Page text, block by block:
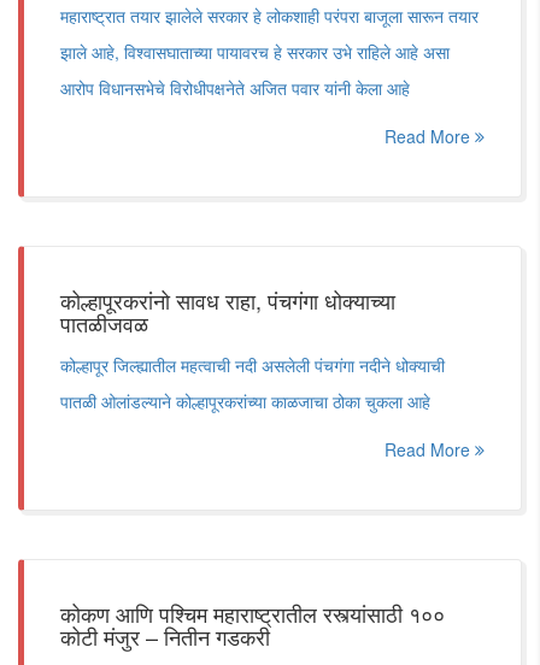
महाराष्ट्रात तयार झालेले सरकार हे लोकशाही परंपरा बाजूला सारून तयार
झाले आहे, विश्वासघाताच्या पायावरच हे सरकार उभे राहिले आहे असा
आरोप विधानसभेचे विरोधीपक्षनेते अजित पवार यांनी केला आहे
Read More
कोल्हापूरकरांनो सावध राहा, पंचगंगा धोक्याच्या
पातळीजवळ
कोल्हापूर जिल्ह्यातील महत्वाची नदी असलेली पंचगंगा नदीने धोक्याची
पातळी ओलांडल्याने कोल्हापूरकरांच्या काळजाचा ठोका चुकला आहे
Read More
कोकण आणि पश्चिम महाराष्ट्रातील रस्त्यांसाठी १००
कोटी मंजुर – नितीन गडकरी